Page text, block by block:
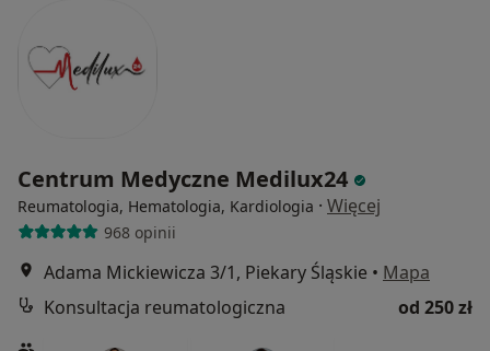
Centrum Medyczne Medilux24
Reumatologia, Hematologia, Kardiologia · Więcej
968 opinii
Adama Mickiewicza 3/1, Piekary Śląskie • Mapa
Konsultacja reumatologiczna
od 250 zł